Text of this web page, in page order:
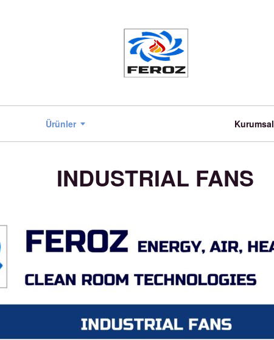
Ürünler Kurumsal
INDUSTRIAL FANS